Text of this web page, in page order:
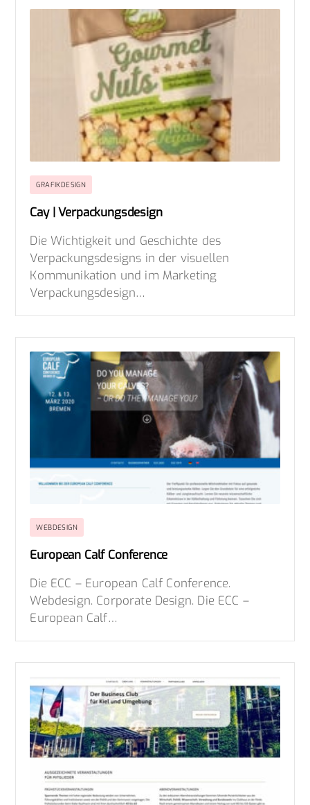
GRAFIKDESIGN
Cay | Verpackungsdesign
Die Wichtigkeit und Geschichte des
Verpackungsdesigns in der visuellen
Kommunikation und im Marketing
Verpackungsdesign…
WEBDESIGN
European Calf Conference
Die ECC – European Calf Conference.
Webdesign. Corporate Design. Die ECC –
European Calf…